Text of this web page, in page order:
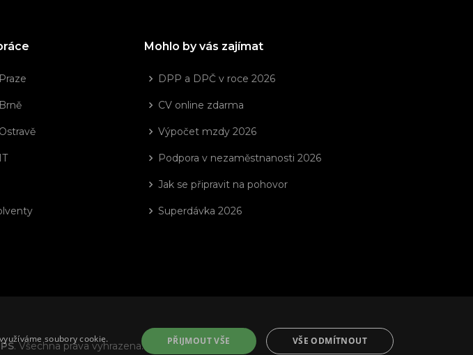
Mohlo by vás zajímat
DPP a DPČ v roce 2026
CV online zdarma
Výpočet mzdy 2026
Podpora v nezaměstnanosti 2026
Jak se připravit na pohovor
Superdávka 2026
. Všechna práva vyhrazena.
soubory cookie.
PŘIJMOUT VŠE VŠE ODMÍTNOUT